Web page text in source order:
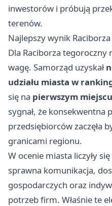
inwestorów i próbują
terenów.
Najlepszy wynik
Dla Raciborza tegoroczny
wagę. Samorząd uzyskał
udziału miasta w
się na pierwszym
sygnał, że konsekwentna
przedsiębiorców zaczęła
granicami regionu.
W ocenie miasta liczyły
sprawna komunikacja,
gospodarczych oraz
potrzeb firm. Właśnie te